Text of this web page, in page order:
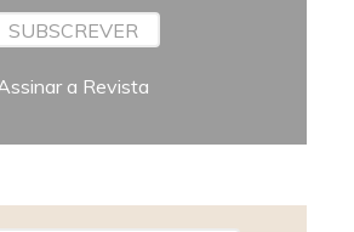
SUBSCREVER
a Revista